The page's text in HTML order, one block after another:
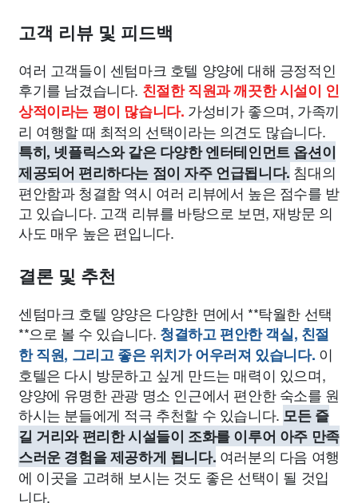
고객 리뷰 및 피드백
여러 고객들이 센텀마크 호텔 양양에 대해 긍정적인
후기를 남겼습니다. 친절한 직원과 깨끗한 시설이 인
상적이라는 평이 많습니다. 가성비가 좋으며, 가족끼
리 여행할 때 최적의 선택이라는 의견도 많습니다.
특히, 넷플릭스와 같은 다양한 엔터테인먼트 옵션이
제공되어 편리하다는 점이 자주 언급됩니다. 침대의
편안함과 청결함 역시 여러 리뷰에서 높은 점수를 받
고 있습니다. 고객 리뷰를 바탕으로 보면, 재방문 의
사도 매우 높은 편입니다.
결론 및 추천
센텀마크 호텔 양양은 다양한 면에서 **탁월한 선택
**으로 볼 수 있습니다. 청결하고 편안한 객실, 친절
한 직원, 그리고 좋은 위치가 어우러져 있습니다. 이
호텔은 다시 방문하고 싶게 만드는 매력이 있으며,
양양에 유명한 관광 명소 인근에서 편안한 숙소를 원
하시는 분들에게 적극 추천할 수 있습니다. 모든 즐
길 거리와 편리한 시설들이 조화를 이루어 아주 만족
스러운 경험을 제공하게 됩니다. 여러분의 다음 여행
에 이곳을 고려해 보시는 것도 좋은 선택이 될 것입
니다.